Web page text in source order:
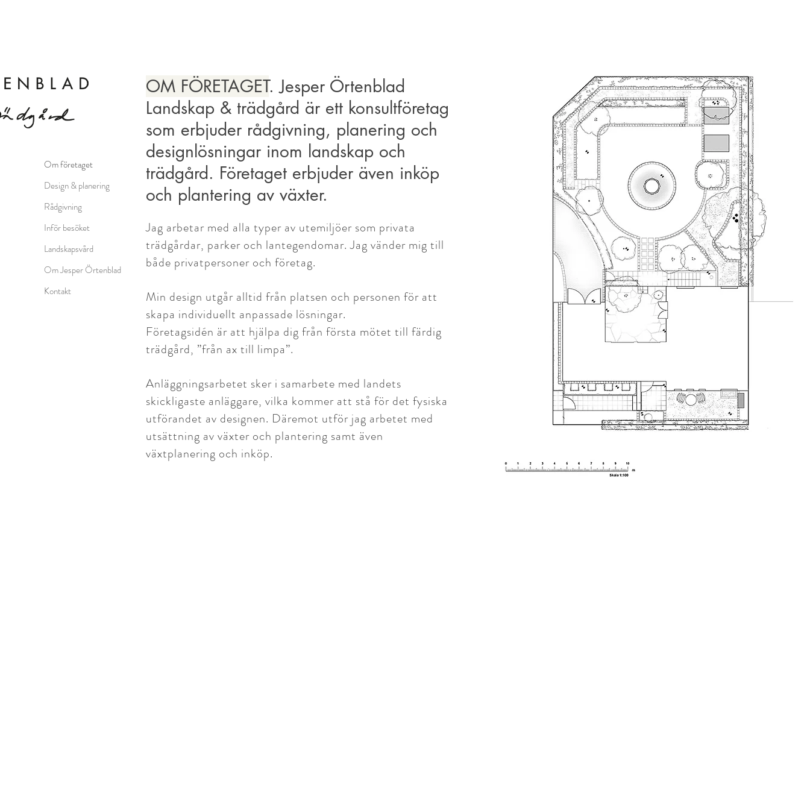
Om företaget
Design & planering
Rådgivning
Inför besöket
Landskapsvård
Om Jesper Örtenblad
Kontakt
OM FÖRETAGET. Jesper Örtenblad
Landskap & trädgård är ett konsultföretag
som erbjuder rådgivning, planering och
designlösningar inom landskap och
trädgård. Företaget erbjuder även inköp
och plantering av växter.
Jag arbetar med alla typer av utemiljöer som privata
trädgårdar, parker och lantegendomar. Jag vänder mig till
både privatpersoner och företag.
Min design utgår alltid från platsen och personen för att
skapa individuellt anpassade lösningar.
Företagsidén är att hjälpa dig från första mötet till färdig
trädgård, ”från ax till limpa”.
Anläggningsarbetet sker i samarbete med landets
skickligaste anläggare, vilka kommer att stå för det fysiska
utförandet av designen. Däremot utför jag arbetet med
utsättning av växter och plantering samt även
växtplanering och inköp.